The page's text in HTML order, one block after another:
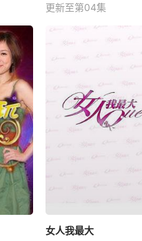
更新至第04集
女人我最大